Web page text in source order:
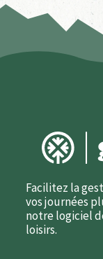
Facilitez la
vos journées
notre logiciel
loisirs.